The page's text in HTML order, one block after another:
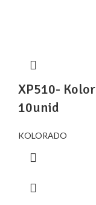
XP510-
10unid
KOLORADO